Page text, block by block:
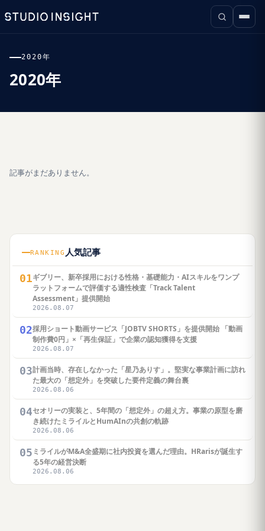
2020年
2020年
記事がまだありません。
RANKING 人気記事
01ギブリー、新卒採用における性格・基礎能力・AIスキルをワンプ
ラットフォームで評価する適性検査「Track Talent
Assessment」提供開始
2026.08.07
02採用ショート動画サービス「JOBTV SHORTS」を提供開始 「動画
制作費0円」×「再生保証」で企業の認知獲得を支援
2026.08.07
03計画当時、存在しなかった「星乃ありす」。堅実な事業計画に訪れ
た最大の「想定外」を突破した要件定義の舞台裏
2026.08.06
04セオリーの実装と、5年間の「想定外」の超え方。事業の原型を磨
き続けたミライルとHumAInの共創の軌跡
2026.08.06
05 ミライルがM&A全盛期に社内投資を選んだ理由。HRarisが誕生す
る5年の経営決断
2026.08.06